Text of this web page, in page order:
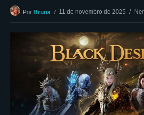
Por Bruna 11 de novembro de 2025